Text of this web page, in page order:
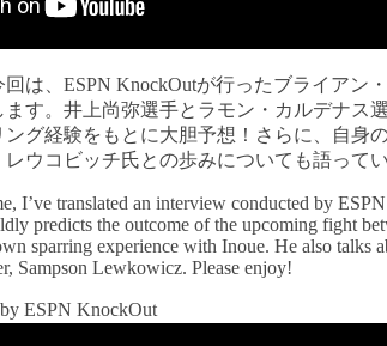
は、ESPN KnockOutが行ったブライアン
す。井上尚弥選手とラモン・カルデナス
グ経験をもとに大胆予想！さらに、自身
ウコビッチ氏との歩みについても語って
I’ve translated an interview conducted by
predicts the outcome of the upcoming fight
sparring experience with Inoue. He also talks
Sampson Lewkowicz. Please enjoy!
ESPN KnockOut